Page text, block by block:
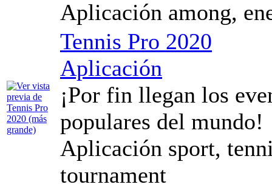
Aplicación among,
Tennis Pro 2020
Aplicación
¡Por fin llegan los
populares del mundo!
Aplicación sport,
tournament